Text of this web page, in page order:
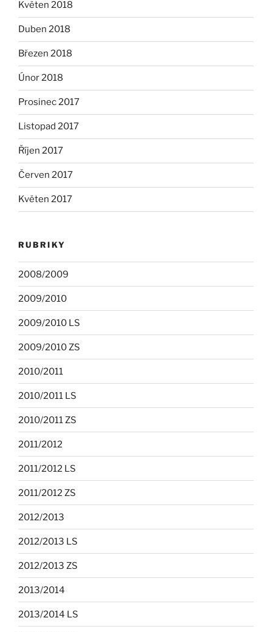
Květen 2018
Duben 2018
Březen 2018
Únor 2018
Prosinec 2017
Listopad 2017
Říjen 2017
Červen 2017
Květen 2017
RUBRIKY
2008/2009
2009/2010
2009/2010 LS
2009/2010 ZS
2010/2011
2010/2011 LS
2010/2011 ZS
2011/2012
2011/2012 LS
2011/2012 ZS
2012/2013
2012/2013 LS
2012/2013 ZS
2013/2014
2013/2014 LS